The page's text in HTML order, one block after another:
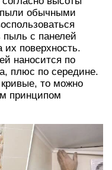
обычными
с панелей
их поверхность.
наносится по
плюс по середине.
то можно
принципом